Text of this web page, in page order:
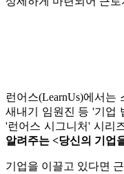
런어스(LearnUs)에서
새내기 임원진 등 '기업
'런어스 시그니처' 시리
알려주는 <당신의 기업
기업을 이끌고 있다면